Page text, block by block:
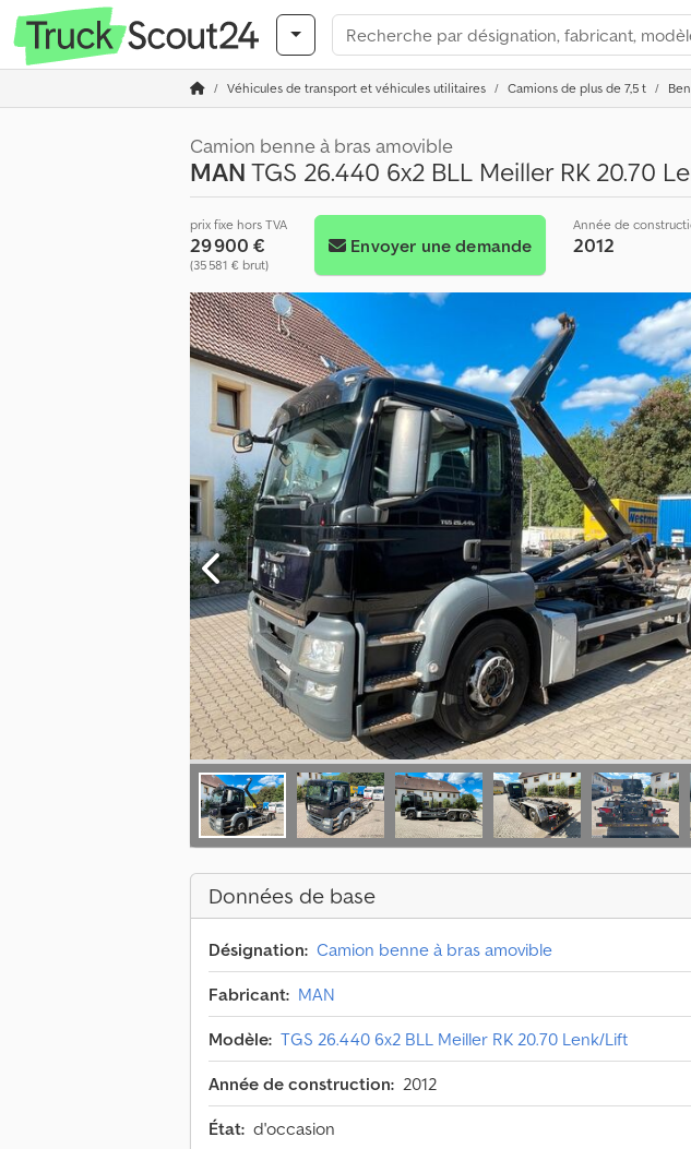
Véhicules de transport et véhicules utilitaires Camions de plus de 7,5 t
Camion benne à bras amovible
MANTGS 26.440 6x2 BLL Meiller RK 20.70
prix fixe hors TVA
29 900 €
(35 581 € brut)
Envoyer une demande
Année de
2012
Données de base
Désignation: Camion benne à bras amovible
Fabricant: MAN
Modèle: TGS 26.440 6x2 BLL Meiller RK 20.70 Lenk/Lift
Année de construction: 2012
État: d'occasion